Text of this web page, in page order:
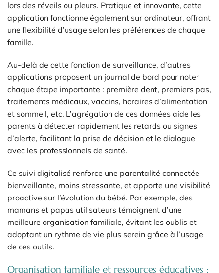
lors des réveils ou pleurs. Pratique et innovante, cette
application fonctionne également sur ordinateur, offrant
une flexibilité d’usage selon les préférences de chaque
famille.
Au-delà de cette fonction de surveillance, d’autres
applications proposent un journal de bord pour noter
chaque étape importante : première dent, premiers pas,
traitements médicaux, vaccins, horaires d’alimentation
et sommeil, etc. L’agrégation de ces données aide les
parents à détecter rapidement les retards ou signes
d’alerte, facilitant la prise de décision et le dialogue
avec les professionnels de santé.
Ce suivi digitalisé renforce une parentalité connectée
bienveillante, moins stressante, et apporte une visibilité
proactive sur l’évolution du bébé. Par exemple, des
mamans et papas utilisateurs témoignent d’une
meilleure organisation familiale, évitant les oublis et
adoptant un rythme de vie plus serein grâce à l’usage
de ces outils.
Organisation familiale et ressources éducatives :